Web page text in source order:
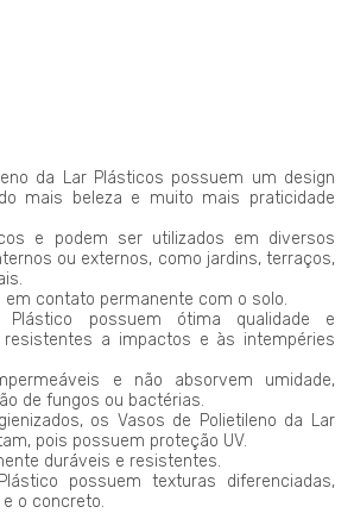
da Lar Plásticos possuem um design
mais beleza e muito mais praticidade
e podem ser utilizados em diversos
ou externos, como jardins, terraços,
em contato permanente com o solo.
Plástico possuem ótima qualidade e
resistentes a impactos e às intempéries
e não absorvem umidade,
de fungos ou bactérias.
os Vasos de Polietileno da Lar
pois possuem proteção UV.
duráveis e resistentes.
possuem texturas diferenciadas,
o concreto.